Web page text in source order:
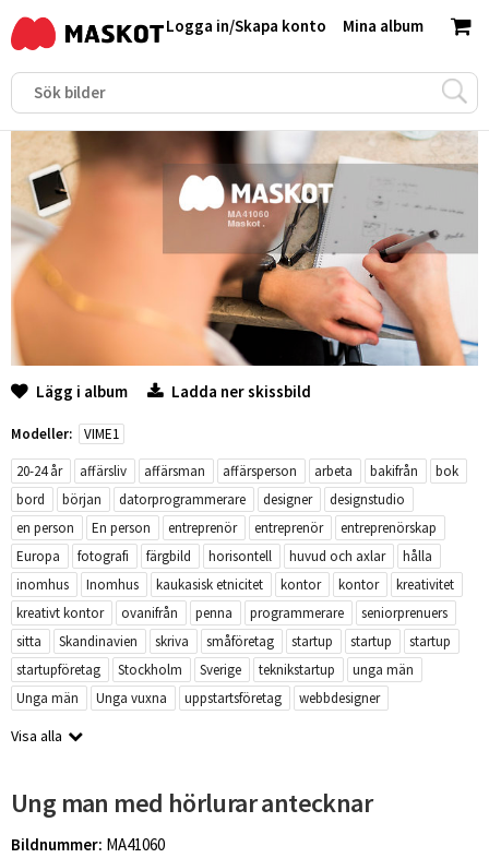
Mina album
Logga in/Skapa konto
Lägg i album Ladda ner skissbild
Modeller:
VIME1
20-24 år
affärsliv affärsman affärsperson arbeta bakifrån
bok
bord
början datorprogrammerare designer
designstudio
en person
En person entreprenör entreprenör
entreprenörskap
Europa
fotografi färgbild horisontell huvud och axlar
hålla
inomhus
Inomhus kaukasisk etnicitet kontor kontor
kreativitet
kreativt kontor
ovanifrån penna programmerare
seniorprenuers
sitta
Skandinavien skriva småföretag startup startup
startup
startupföretag
Stockholm Sverige teknikstartup
unga män
Unga män
Unga vuxna uppstartsföretag webbdesigner
Visa alla
Ung man med hörlurar antecknar
Bildnummer: MA41060